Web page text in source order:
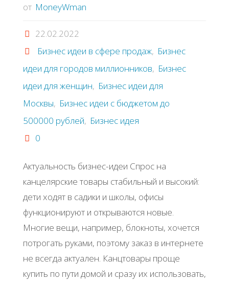
от MoneyWman
22.02.2022
Бизнес идеи в сфере продаж, Бизнес
идеи для городов миллионников, Бизнес
идеи для женщин, Бизнес идеи для
Москвы, Бизнес идеи с бюджетом до
500000 рублей, Бизнес идея
0
Актуальность бизнес-идеи Спрос на
канцелярские товары стабильный и высокий:
дети ходят в садики и школы, офисы
функционируют и открываются новые.
Многие вещи, например, блокноты, хочется
потрогать руками, поэтому заказ в интернете
не всегда актуален. Канцтовары проще
купить по пути домой и сразу их использовать,